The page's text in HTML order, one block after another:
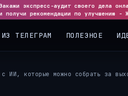
экспресс-аудит своего дела
получи рекомендации по улучшению -
с ИИ, которые можно собрать за